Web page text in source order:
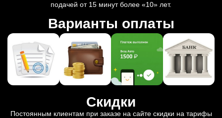
подачей от 15 минут более «10» лет.
Варианты оплаты
Скидки
Постоянным клиентам при заказе на сайте скидки на тарифы